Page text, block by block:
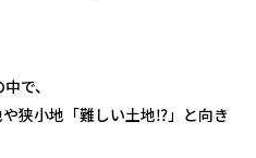
で、
狭小地「難しい土地⁉︎」と向き